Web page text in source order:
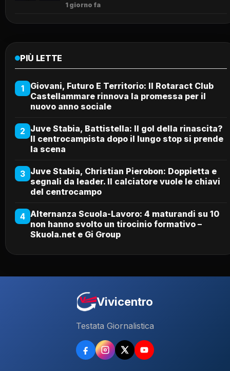
1 giorno fa
PIÙ LETTE
1
Giovani, Futuro E Territorio: Il Rotaract Club
Castellammare rinnova la promessa per il
nuovo anno sociale
2 Juve Stabia, Battistella: Il gol della rinascita?
Il centrocampista dopo il lungo stop si prende
la scena
3 Juve Stabia, Christian Pierobon: Doppietta e
segnali da leader. Il calciatore vuole le chiavi
del centrocampo
4 Alternanza Scuola-Lavoro: 4 maturandi su 10
non hanno svolto un tirocinio formativo –
Skuola.net e Gi Group
Vivicentro
Testata Giornalistica